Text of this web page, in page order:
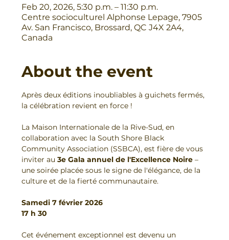
Feb 20, 2026, 5:30 p.m. – 11:30 p.m.
Centre socioculturel Alphonse Lepage, 7905
Av. San Francisco, Brossard, QC J4X 2A4,
Canada
About the event
Après deux éditions inoubliables à guichets fermés,
la célébration revient en force !
La Maison Internationale de la Rive-Sud, en
collaboration avec la South Shore Black
Community Association (SSBCA), est fière de vous
inviter au 3e Gala annuel de l'Excellence Noire –
une soirée placée sous le signe de l'élégance, de la
culture et de la fierté communautaire.
Samedi 7 février 2026
17 h 30
Cet événement exceptionnel est devenu un